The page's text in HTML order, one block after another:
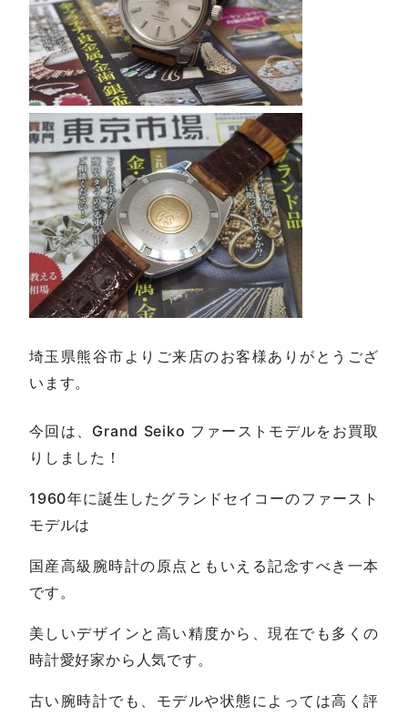
埼玉県熊谷市よりご来店のお客様ありがとうござ
います。
今回は、Grand Seiko ファーストモデルをお買取
りしました！
1960年に誕生したグランドセイコーのファースト
モデルは
国産高級腕時計の原点ともいえる記念すべき一本
です。
美しいデザインと高い精度から、現在でも多くの
時計愛好家から人気です。
古い腕時計でも、モデルや状態によっては高く評